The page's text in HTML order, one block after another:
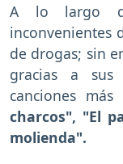
A lo largo
inconvenientes
de drogas; sin
gracias a sus
canciones más
charcos", "El
molienda".